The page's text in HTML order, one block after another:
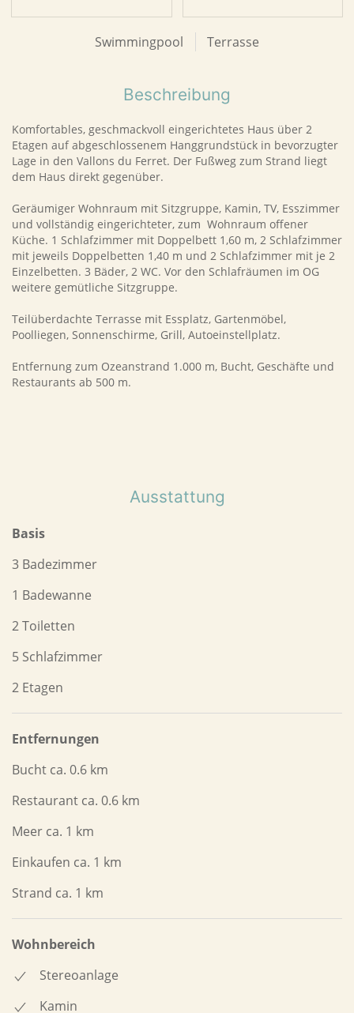
Swimmingpool Terrasse
Beschreibung
Komfortables, geschmackvoll eingerichtetes Haus über 2
Etagen auf abgeschlossenem Hanggrundstück in bevorzugter
Lage in den Vallons du Ferret. Der Fußweg zum Strand liegt
dem Haus direkt gegenüber.
Geräumiger Wohnraum mit Sitzgruppe, Kamin, TV, Esszimmer
und vollständig eingerichteter, zum Wohnraum offener
Küche. 1 Schlafzimmer mit Doppelbett 1,60 m, 2 Schlafzimmer
mit jeweils Doppelbetten 1,40 m und 2 Schlafzimmer mit je 2
Einzelbetten. 3 Bäder, 2 WC. Vor den Schlafräumen im OG
weitere gemütliche Sitzgruppe.
Teilüberdachte Terrasse mit Essplatz, Gartenmöbel,
Poolliegen, Sonnenschirme, Grill, Autoeinstellplatz.
Entfernung zum Ozeanstrand 1.000 m, Bucht, Geschäfte und
Restaurants ab 500 m.
Ausstattung
Basis
3 Badezimmer
1 Badewanne
2 Toiletten
5 Schlafzimmer
2 Etagen
Entfernungen
Bucht ca. 0.6 km
Restaurant ca. 0.6 km
Meer ca. 1 km
Einkaufen ca. 1 km
Strand ca. 1 km
Wohnbereich
Stereoanlage
Kamin